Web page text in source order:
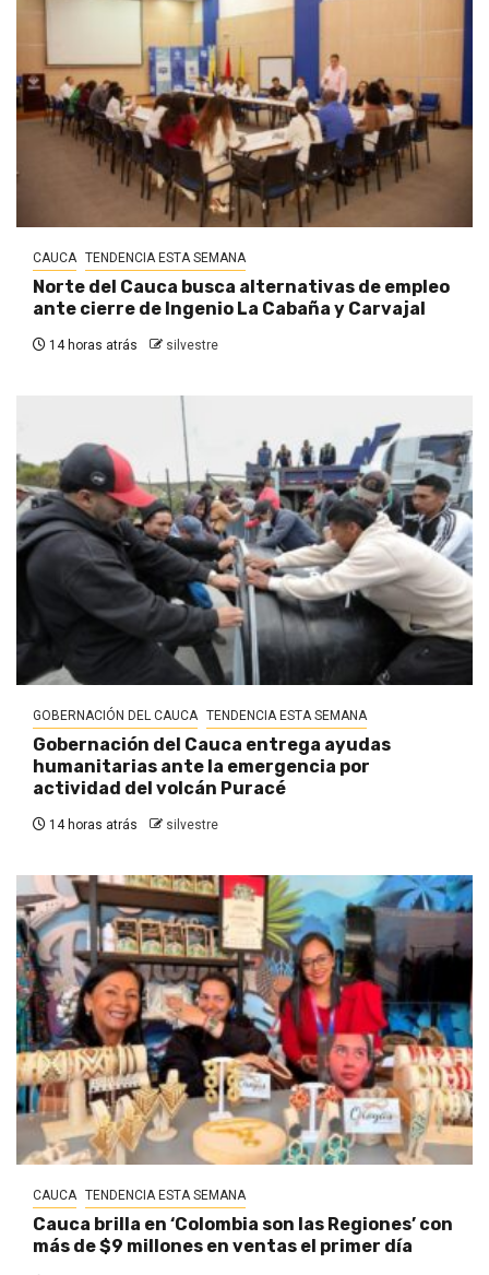
CAUCA TENDENCIA ESTA SEMANA
Norte del Cauca busca alternativas de empleo
ante cierre de Ingenio La Cabaña y Carvajal
14 horas atrás silvestre
GOBERNACIÓN DEL CAUCA TENDENCIA ESTA SEMANA
Gobernación del Cauca entrega ayudas
humanitarias ante la emergencia por
actividad del volcán Puracé
14 horas atrás silvestre
CAUCA TENDENCIA ESTA SEMANA
Cauca brilla en ‘Colombia son las Regiones’ con
más de $9 millones en ventas el primer día